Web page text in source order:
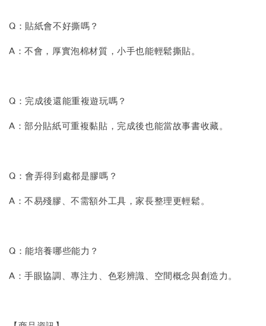
Q：貼紙會不好撕嗎？
A：不會，厚實泡棉材質，小手也能輕鬆撕貼。
Q：完成後還能重複遊玩嗎？
A：部分貼紙可重複黏貼，完成後也能當故事書收藏。
Q：會弄得到處都是膠嗎？
A：不易殘膠、不需額外工具，家長整理更輕鬆。
Q：能培養哪些能力？
A：手眼協調、專注力、色彩辨識、空間概念與創造力。